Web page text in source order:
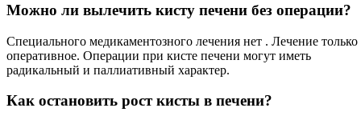
Можно ли вылечить кисту печени без операции?
Специального медикаментозного лечения нет . Лечение только
оперативное. Операции при кисте печени могут иметь
радикальный и паллиативный характер.
Как остановить рост кисты в печени?